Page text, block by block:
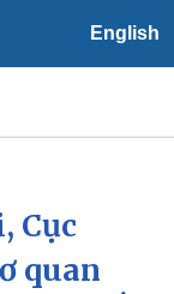
English
tiết
Cục
quan